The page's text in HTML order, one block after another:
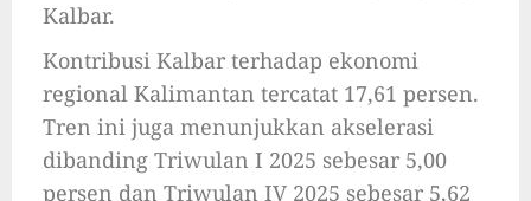
Kalbar.
Kontribusi Kalbar terhadap ekonomi
regional Kalimantan tercatat 17,61 persen.
Tren ini juga menunjukkan akselerasi
dibanding Triwulan I 2025 sebesar 5,00
persen dan Triwulan IV 2025 sebesar 5,62